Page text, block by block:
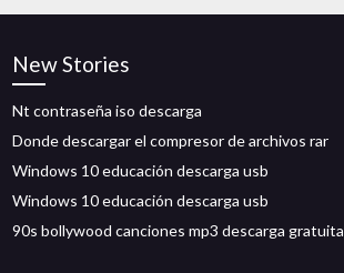
New Stories
Nt contraseña iso descarga
Donde descargar el compresor de archivos rar
Windows 10 educación descarga usb
Windows 10 educación descarga usb
90s bollywood canciones mp3 descarga gratuita